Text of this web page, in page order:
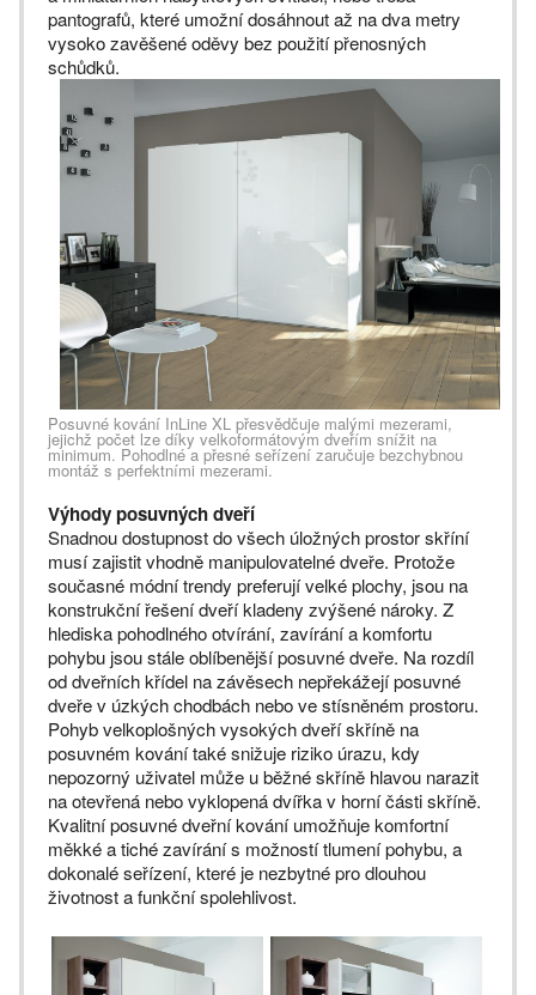
pantografů, které umožní dosáhnout až na dva metry
vysoko zavěšené oděvy bez použití přenosných
schůdků.
Posuvné kování InLine XL přesvědčuje malými mezerami,
jejichž počet lze díky velkoformátovým dveřím snížit na
minimum. Pohodlné a přesné seřízení zaručuje bezchybnou
montáž s perfektními mezerami.
Výhody posuvných dveří
Snadnou dostupnost do všech úložných prostor skříní
musí zajistit vhodně manipulovatelné dveře. Protože
současné módní trendy preferují velké plochy, jsou na
konstrukční řešení dveří kladeny zvýšené nároky. Z
hlediska pohodlného otvírání, zavírání a komfortu
pohybu jsou stále oblíbenější posuvné dveře. Na rozdíl
od dveřních křídel na závěsech nepřekážejí posuvné
dveře v úzkých chodbách nebo ve stísněném prostoru.
Pohyb velkoplošných vysokých dveří skříně na
posuvném kování také snižuje riziko úrazu, kdy
nepozorný uživatel může u běžné skříně hlavou narazit
na otevřená nebo vyklopená dvířka v horní části skříně.
Kvalitní posuvné dveřní kování umožňuje komfortní
měkké a tiché zavírání s možností tlumení pohybu, a
dokonalé seřízení, které je nezbytné pro dlouhou
životnost a funkční spolehlivost.